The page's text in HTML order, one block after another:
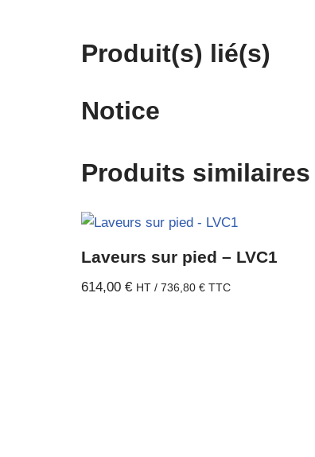
Produit(s) lié(s)
Notice
Produits similaires
Laveurs sur pied – LVC1
614,00 € HT / 736,80 € TTC